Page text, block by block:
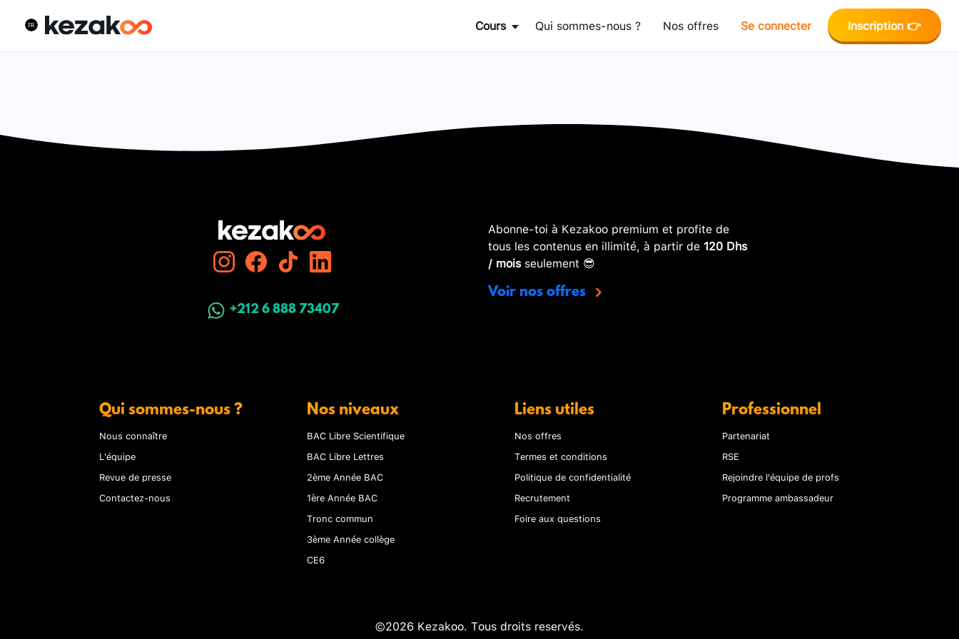
Cours Qui sommes-nous ? Nos offres Se connecter Inscription 👉
+212 6 888 73407
Abonne-toi à Kezakoo premium et profite de
tous les contenus en illimité, à partir de 120 Dhs
/ moisseulement 😎
Voir nos offres
Qui sommes-nous ?
Nous connaître
L'équipe
Revue de presse
Contactez-nous
Nos niveaux
BAC Libre Scientifique
BAC Libre Lettres
2ème Année BAC
1ère Année BAC
Tronc commun
3ème Année collège
CE6
Liens utiles
Nos offres
Termes et conditions
Politique de confidentialité
Recrutement
Foire aux questions
Professionnel
Partenariat
RSE
Rejoindre l'équipe de profs
Programme ambassadeur
©2026 Kezakoo. Tous droits reservés.